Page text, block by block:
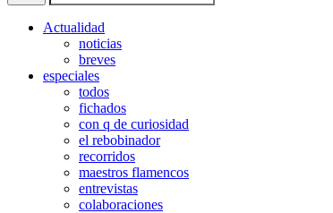
Actualidad
noticias
breves
especiales
todos
fichados
con q de curiosidad
el rebobinador
recorridos
maestros flamencos
entrevistas
colaboraciones